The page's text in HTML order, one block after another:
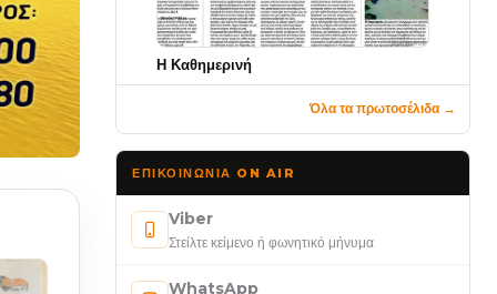
Η Καθημερινή
Όλα τα πρωτοσέλιδα →
ΕΠΙΚΟΙΝΩΝΊΑ ON AIR
Viber
Στείλτε κείμενο ή φωνητικό μήνυμα
WhatsApp